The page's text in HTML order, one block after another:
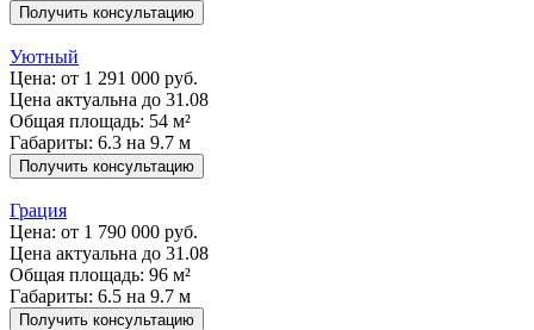
Получить консультацию
Уютный
Цена: от 1 291 000 руб.
Цена актуальна до 31.08
Общая площадь: 54 м²
Габариты: 6.3 на 9.7 м
Получить консультацию
Грация
Цена: от 1 790 000 руб.
Цена актуальна до 31.08
Общая площадь: 96 м²
Габариты: 6.5 на 9.7 м
Получить консультацию